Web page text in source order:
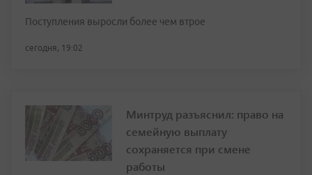
Поступления выросли более чем втрое
сегодня, 19:02
Минтруд разъяснил: право на
семейную выплату
сохраняется при смене
работы